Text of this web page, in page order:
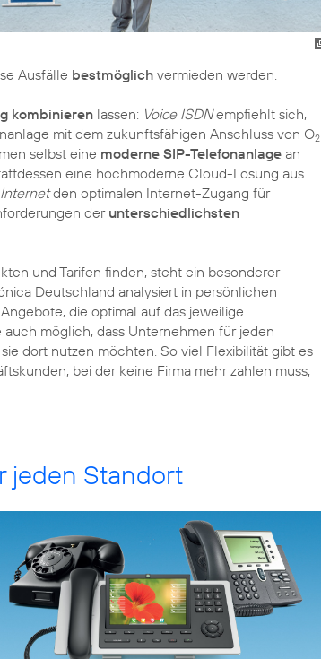
Ausfälle bestmöglich vermieden werden.
kombinieren lassen: Voice ISDNempfiehlt sich,
mit dem zukunftsfähigen Anschluss von O2
selbst eine moderne SIP-Telefonanlage an
eine hochmoderne Cloud-Lösung aus
Internetden optimalen Internet-Zugang für
der unterschiedlichsten
und Tarifen finden, steht ein besonderer
Deutschland analysiert in persönlichen
die optimal auf das jeweilige
auch möglich, dass Unternehmen für jeden
dort nutzen möchten. So viel Flexibilität gibt es
bei der keine Firma mehr zahlen muss,
jeden Standort